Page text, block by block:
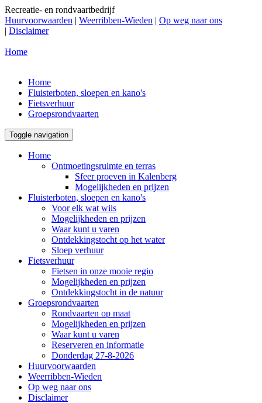
Recreatie- en rondvaartbedrijf
Huurvoorwaarden | Weerribben-Wieden | Op weg naar ons
| Disclaimer
Home
Home
Fluisterboten, sloepen en kano's
Fietsverhuur
Groepsrondvaarten
Toggle navigation
Home
Ontmoetingsruimte en terras
Sfeer proeven in Kalenberg
Mogelijkheden en prijzen
Fluisterboten, sloepen en kano's
Voor elk wat wils
Mogelijkheden en prijzen
Waar kunt u varen
Ontdekkingstocht op het water
Sloep verhuur
Fietsverhuur
Fietsen in onze mooie regio
Mogelijkheden en prijzen
Ontdekkingstocht in de natuur
Groepsrondvaarten
Rondvaarten op maat
Mogelijkheden en prijzen
Waar kunt u varen
Reserveren en informatie
Donderdag 27-8-2026
Huurvoorwaarden
Weerribben-Wieden
Op weg naar ons
Disclaimer